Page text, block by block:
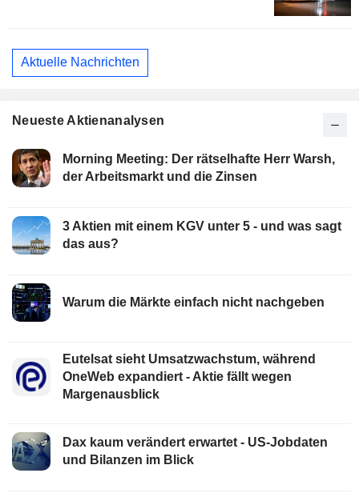
Aktuelle Nachrichten
Neueste Aktienanalysen
Morning Meeting: Der rätselhafte Herr Warsh,
der Arbeitsmarkt und die Zinsen
3 Aktien mit einem KGV unter 5 - und was sagt
das aus?
Warum die Märkte einfach nicht nachgeben
Eutelsat sieht Umsatzwachstum, während
OneWeb expandiert - Aktie fällt wegen
Margenausblick
Dax kaum verändert erwartet - US-Jobdaten
und Bilanzen im Blick